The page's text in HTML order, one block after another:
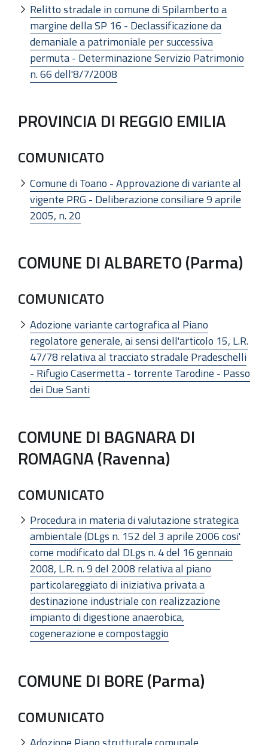
Relitto stradale in comune di Spilamberto a
margine della SP 16 - Declassificazione da
demaniale a patrimoniale per successiva
permuta - Determinazione Servizio Patrimonio
n. 66 dell'8/7/2008
PROVINCIA DI REGGIO EMILIA
COMUNICATO
Comune di Toano - Approvazione di variante al
vigente PRG - Deliberazione consiliare 9 aprile
2005, n. 20
COMUNE DI ALBARETO (Parma)
COMUNICATO
Adozione variante cartografica al Piano
regolatore generale, ai sensi dell'articolo 15, L.R.
47/78 relativa al tracciato stradale Pradeschelli
- Rifugio Casermetta - torrente Tarodine - Passo
dei Due Santi
COMUNE DI BAGNARA DI
ROMAGNA (Ravenna)
COMUNICATO
Procedura in materia di valutazione strategica
ambientale (DLgs n. 152 del 3 aprile 2006 cosi'
come modificato dal DLgs n. 4 del 16 gennaio
2008, L.R. n. 9 del 2008 relativa al piano
particolareggiato di iniziativa privata a
destinazione industriale con realizzazione
impianto di digestione anaerobica,
cogenerazione e compostaggio
COMUNE DI BORE (Parma)
COMUNICATO